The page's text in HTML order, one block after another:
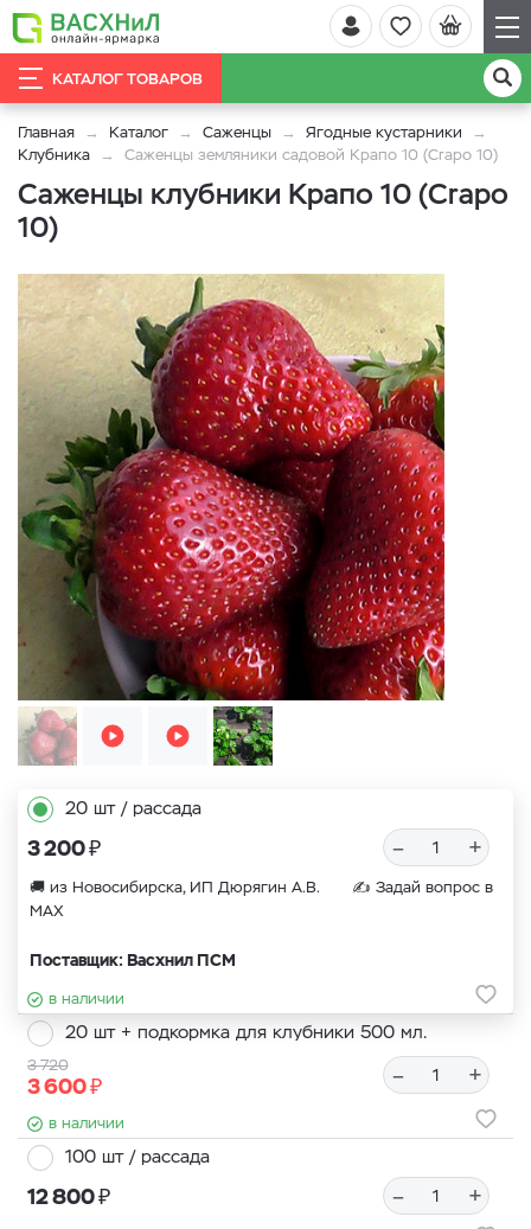
КАТАЛОГ ТОВАРОВ
Главная Каталог Саженцы
Ягодные кустарники
Клубника
Саженцы земляники садовой Крапо 10 (Crapo 10)
Саженцы клубники Крапо 10 (Crapo
10)
20 шт / рассада
3 200₽ – +
в наличии
🚚 из Новосибирска, ИП Дюрягин А.В. ✍ Задай вопрос в
MAX
Поставщик: Васхнил ПСМ
20 шт + подкормка для клубники 500 мл.
3 720
3 600₽ – +
в наличии
100 шт / рассада
12 800₽ – +